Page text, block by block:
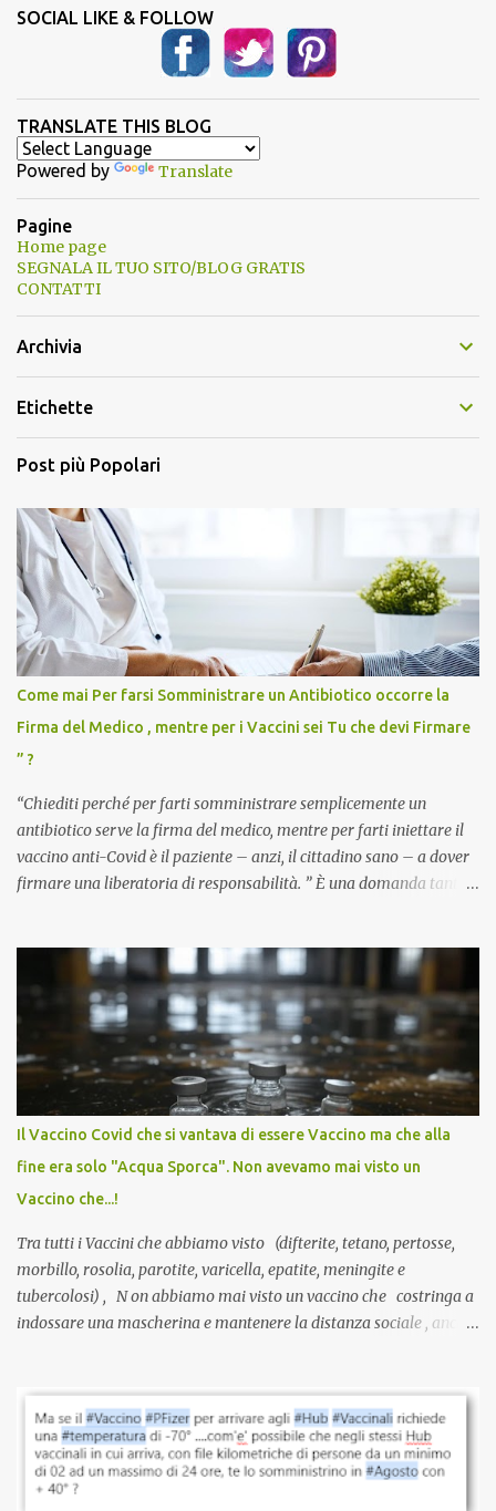
SOCIAL LIKE & FOLLOW
TRANSLATE THIS BLOG
Powered by Translate
Pagine
Home page
SEGNALA IL TUO SITO/BLOG GRATIS
CONTATTI
Archivia
Etichette
Post più Popolari
Come mai Per farsi Somministrare un Antibiotico occorre la
Firma del Medico , mentre per i Vaccini sei Tu che devi Firmare
” ?
“Chiediti perché per farti somministrare semplicemente un
antibiotico serve la firma del medico, mentre per farti iniettare il
vaccino anti-Covid è il paziente – anzi, il cittadino sano – a dover
firmare una liberatoria di responsabilità. ” È una domanda tanto
pandemia. Un interrogativo che dovrebbe scuotere chiunque abbia
ancora il coraggio di pensare con la propria testa. Per il vaccino
anti-Covid, un pro-farmaco, con autorizzazione condizionata,
sviluppato in tempi record, con tecnologie mai utilizzate prima su
larga scala, ancora oggetto di studio e di discussione
internazionale serve solo una firma. La tua. Lo si somministra
anche a persone sane, giovani, senza fattori di rischio, spesso già
serve una prescrizione. Non c’è diagnosi. Non c’è presa in carico.
L’unico atto richiesto è una fi...
Il Vaccino Covid che si vantava di essere Vaccino ma che alla
fine era solo "Acqua Sporca". Non avevamo mai visto un
Vaccino che...!
Tra tutti i Vaccini che abbiamo visto (difterite, tetano, pertosse,
morbillo, rosolia, parotite, varicella, epatite, meningite e
tubercolosi) , N on abbiamo mai visto un vaccino che costringa a
indossare una mascherina e mantenere la distanza sociale , anche
vaccinazione. Non avevamo mai sentito parlare di ricompense,
sconti, incentivi per vaccinarsi. Non avevamo mai visto
discriminazioni per coloro che non l’hanno fatto. Se non sei stato
vaccinato, nessuno aveva prima cercato di farti sentire una